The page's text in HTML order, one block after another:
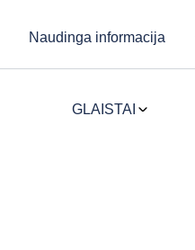
Naudinga informacija
GLAISTAI